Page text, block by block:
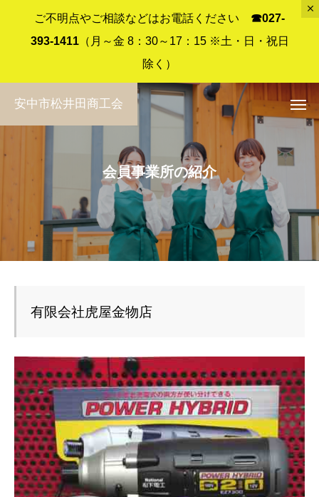
ご不明点やご相談などはお電話ください ☎︎027-
393-1411（月～金 8：30～17：15 ※土・日・祝日
除く）
安中市松井田商工会
会員事業所の紹介
有限会社虎屋金物店